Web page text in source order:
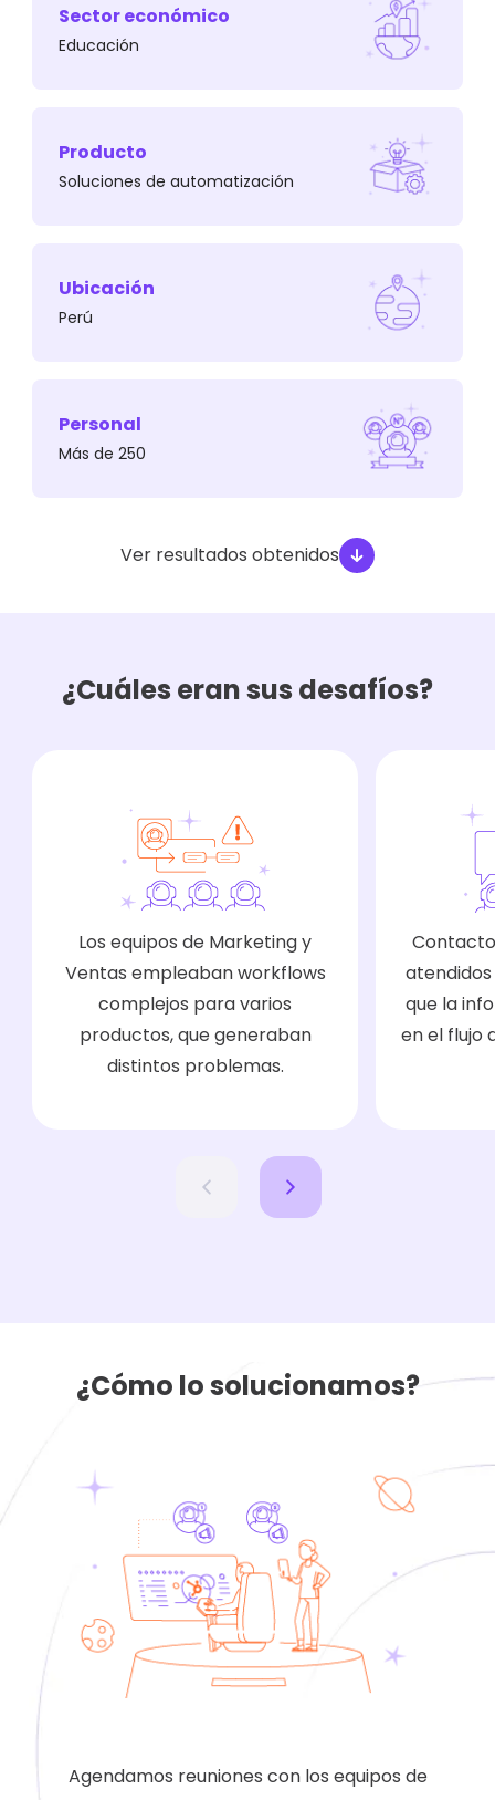
¿Cuál era el desafío?
Mejorar el recorrido de los contactos a lo largo
más alta probabilidad de cierre.
Sector económico
Educación
Producto
Soluciones de automatización
Ubicación
Perú
Personal
Más de 250
Ver resultados obtenidos
¿Cuáles eran sus desafíos?
Los equipos de Marketing y
Ventas empleaban workflows
complejos para varios
productos, que generaban
distintos problemas.
que la
en el flujo
¿Cómo lo solucionamos?
Agendamos reuniones con los equipos de